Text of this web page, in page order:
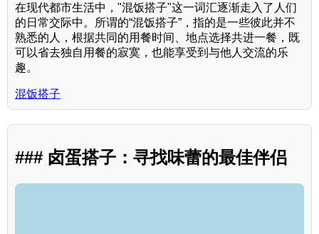
在现代都市生活中，"混饭搭子"这一词汇逐渐走入了人们
的日常交际中。所谓的“混饭搭子”，指的是一些彼此并不
熟悉的人，根据共同的用餐时间、地点选择共进一餐，既
可以省去独自用餐的寂寞，也能享受到与他人交流的乐
趣。
混饭搭子
### 卤蛋搭子：寻找味蕾的最佳伴侣